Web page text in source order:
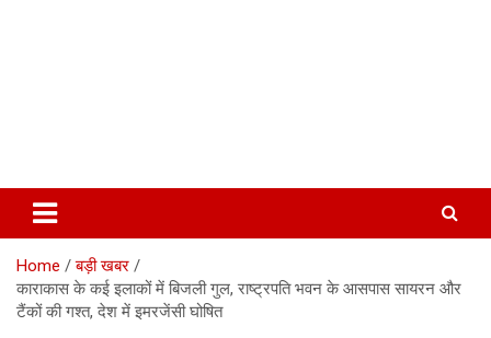
Home
बड़ी खबर
काराकास के कई इलाकों में बिजली गुल, राष्ट्रपति भवन के आसपास सायरन और
टैंकों की गश्त, देश में इमरजेंसी घोषित